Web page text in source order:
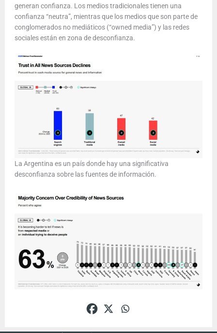
generan confianza. Los medios tradicionales tienen una
confianza “neutra”, mientras que los medios que son parte de
conglomerados no mediáticos (“owned media”) y las redes
sociales están en zona de desconfianza.
La Argentina es un país donde hay una significativa
desconfianza sobre las fuentes de información.